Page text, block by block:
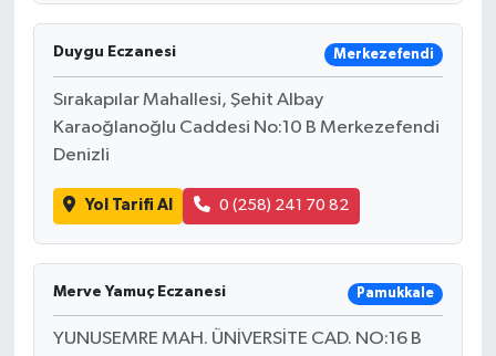
Duygu Eczanesi Merkezefendi
Sırakapılar Mahallesi, Şehit Albay
Karaoğlanoğlu Caddesi No:10 B Merkezefendi
Denizli
Yol Tarifi Al 0 (258) 241 70 82
Merve Yamuç Eczanesi Pamukkale
YUNUSEMRE MAH. ÜNİVERSİTE CAD. NO:16 B